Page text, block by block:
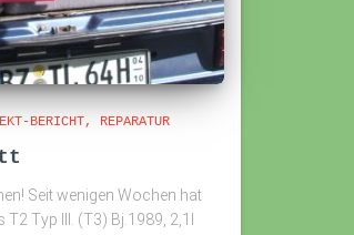
BERICHT REPARATUR
Seit wenigen Wochen hat
Typ III. (T3) Bj.1989, 2,1l